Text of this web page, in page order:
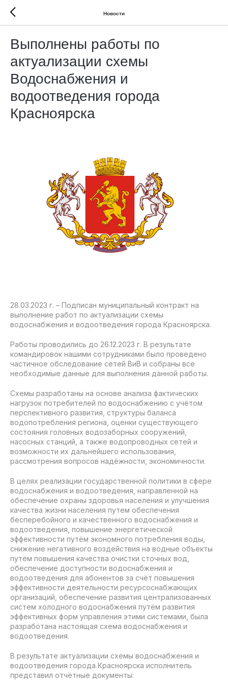
Новости
Выполнены работы по
актуализации схемы
Водоснабжения и
водоотведения города
Красноярска
28.03.2023 г. – Подписан муниципальный контракт на
выполнение работ по актуализации схемы
водоснабжения и водоотведения города Красноярска.
Работы проводились до 26.12.2023 г. В результате
командировок нашими сотрудниками было проведено
частичное обследование сетей ВиВ и собраны все
необходимые данные для выполнения данной работы.
Схемы разработаны на основе анализа фактических
нагрузок потребителей по водоснабжению с учётом
перспективного развития, структуры баланса
водопотребления региона, оценки существующего
состояния головных водозаборных сооружений,
насосных станций, а также водопроводных сетей и
возможности их дальнейшего использования,
рассмотрения вопросов надёжности, экономичности.
В целях реализации государственной политики в сфере
водоснабжения и водоотведения, направленной на
обеспечение охраны здоровья населения и улучшения
качества жизни населения путем обеспечения
бесперебойного и качественного водоснабжения и
водоотведения, повышение энергетической
эффективности путём экономного потребления воды,
снижение негативного воздействия на водные объекты
путём повышения качества очистки сточных вод,
обеспечение доступности водоснабжения и
водоотведения для абонентов за счёт повышения
эффективности деятельности ресурсоснабжающих
организаций, обеспечение развития централизованных
систем холодного водоснабжения путём развития
эффективных форм управления этими системами, была
разработана настоящая схема водоснабжения и
водоотведения.
В результате актуализации схемы водоснабжения и
водоотведения города Красноярска исполнитель
представил отчётные документы: